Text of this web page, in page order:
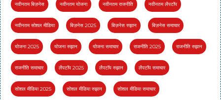
नवीनतम बिज़नेस नवीनतम योजना नवीनतम राजनीति नवीनतम लैपटॉप
नवीनतम सोशल मीडिया बिज़नेस 2025 बिज़नेस रुझान बिज़नेस समाचार
योजना 2025 योजना रुझान योजना समाचार राजनीति 2025 राजनीति रुझान
राजनीति समाचार लैपटॉप 2025 लैपटॉप रुझान लैपटॉप समाचार
सोशल मीडिया 2025 सोशल मीडिया रुझान सोशल मीडिया समाचार